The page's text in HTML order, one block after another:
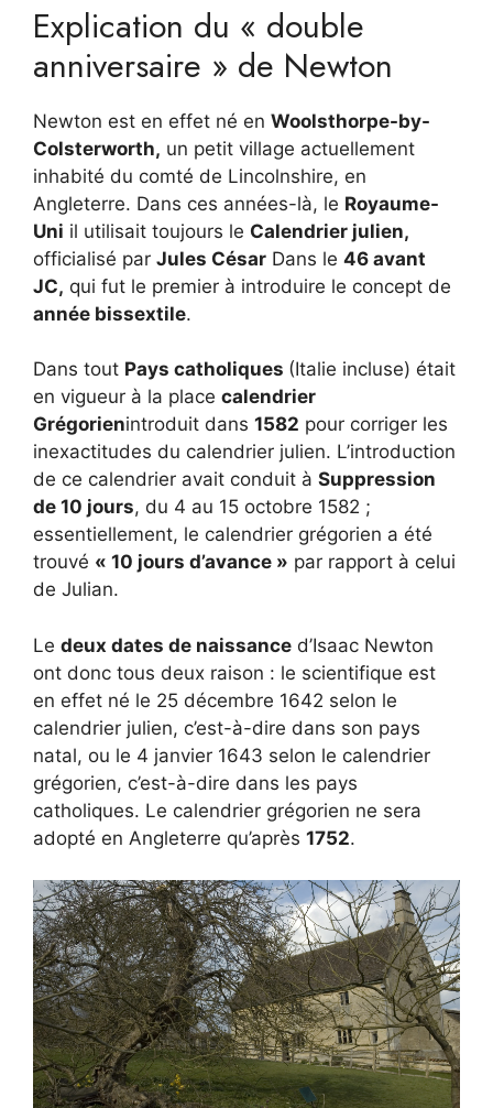
Explication du « double
anniversaire » de Newton
Newton est en effet né en Woolsthorpe-by-
Colsterworth, un petit village actuellement
inhabité du comté de Lincolnshire, en
Angleterre. Dans ces années-là, le Royaume-
Uni il utilisait toujours le Calendrier julien,
officialisé par Jules César Dans le 46 avant
JC, qui fut le premier à introduire le concept de
année bissextile.
Dans tout Pays catholiques (Italie incluse) était
en vigueur à la place calendrier
Grégorienintroduit dans 1582 pour corriger les
inexactitudes du calendrier julien. L’introduction
de ce calendrier avait conduit à Suppression
de 10 jours, du 4 au 15 octobre 1582 ;
essentiellement, le calendrier grégorien a été
trouvé « 10 jours d’avance » par rapport à celui
de Julian.
Le deux dates de naissance d’Isaac Newton
ont donc tous deux raison : le scientifique est
en effet né le 25 décembre 1642 selon le
calendrier julien, c’est-à-dire dans son pays
natal, ou le 4 janvier 1643 selon le calendrier
grégorien, c’est-à-dire dans les pays
catholiques. Le calendrier grégorien ne sera
adopté en Angleterre qu’après 1752.